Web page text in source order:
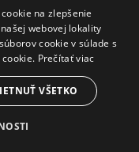
V5.21
na zlepšenie
webovej lokality
cookie v súlade s
Prečítať viac
VŠETKO